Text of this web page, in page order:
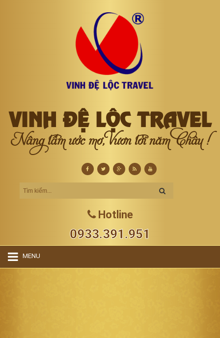
VINH ĐỆ LỘC TRAVEL
Nâng tầm ước mơ, Vươn tới năm Châu !
Hotline
0933.391.951
MENU